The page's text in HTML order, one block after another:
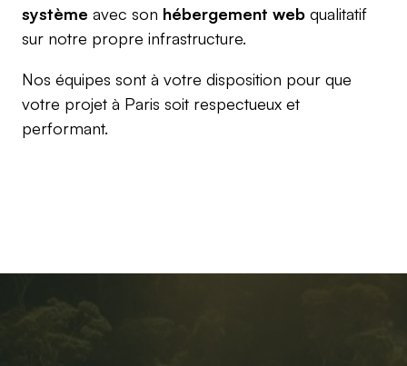
système avec son hébergement web qualitatif
sur notre propre infrastructure.
Nos équipes sont à votre disposition pour que
votre projet à Paris soit respectueux et
performant.